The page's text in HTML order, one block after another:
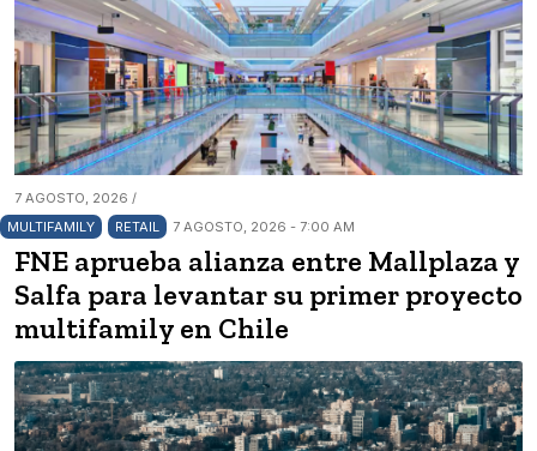
7 AGOSTO, 2026 /
MULTIFAMILY
RETAIL 7 AGOSTO, 2026 - 7:00 AM
FNE aprueba alianza entre Mallplaza y
Salfa para levantar su primer proyecto
multifamily en Chile